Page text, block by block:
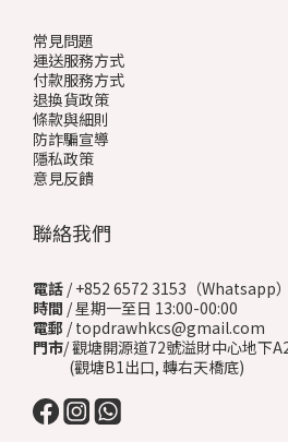
常見問題
運送服務方式
付款服務方式
退換貨政策
條款與細則
防詐騙宣導
隱私政策
意見反饋
聯絡我們
電話 / +852 6572 3153（Whatsapp）
時間 / 星期一至日 13:00-00:00
電郵 / topdrawhkcs@gmail.com
門市/ 觀塘開源道72號溢財中心地下
(觀塘B1出口, 轉右天橋底)